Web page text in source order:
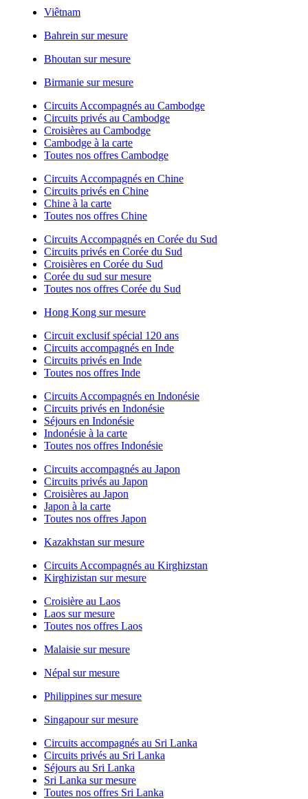
Viêtnam
Bahrein sur mesure
Bhoutan sur mesure
Birmanie sur mesure
Circuits Accompagnés au Cambodge
Circuits privés au Cambodge
Croisières au Cambodge
Cambodge à la carte
Toutes nos offres Cambodge
Circuits Accompagnés en Chine
Circuits privés en Chine
Chine à la carte
Toutes nos offres Chine
Circuits Accompagnés en Corée du Sud
Circuits privés en Corée du Sud
Croisières en Corée du Sud
Corée du sud sur mesure
Toutes nos offres Corée du Sud
Hong Kong sur mesure
Circuit exclusif spécial 120 ans
Circuits accompagnés en Inde
Circuits privés en Inde
Toutes nos offres Inde
Circuits Accompagnés en Indonésie
Circuits privés en Indonésie
Séjours en Indonésie
Indonésie à la carte
Toutes nos offres Indonésie
Circuits accompagnés au Japon
Circuits privés au Japon
Croisières au Japon
Japon à la carte
Toutes nos offres Japon
Kazakhstan sur mesure
Circuits Accompagnés au Kirghizstan
Kirghizistan sur mesure
Croisière au Laos
Laos sur mesure
Toutes nos offres Laos
Malaisie sur mesure
Népal sur mesure
Philippines sur mesure
Singapour sur mesure
Circuits accompagnés au Sri Lanka
Circuits privés au Sri Lanka
Séjours au Sri Lanka
Sri Lanka sur mesure
Toutes nos offres Sri Lanka